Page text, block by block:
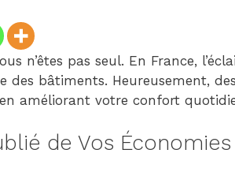
n’êtes pas seul. En France,
des bâtiments. Heureusement,
améliorant votre confort
de Vos